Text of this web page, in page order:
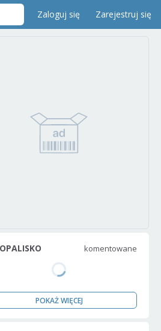
Zaloguj się Zarejestruj się
komentowane
POKAŻ WIĘCEJ